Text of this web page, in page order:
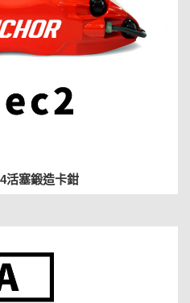
活塞鍛造卡鉗